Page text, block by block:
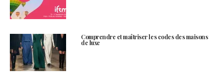
Comprendre et maîtriser les codes des maisons
de luxe